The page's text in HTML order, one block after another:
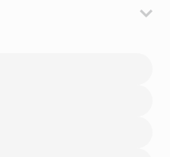
comum, subindo pela
e descartar no lixo.